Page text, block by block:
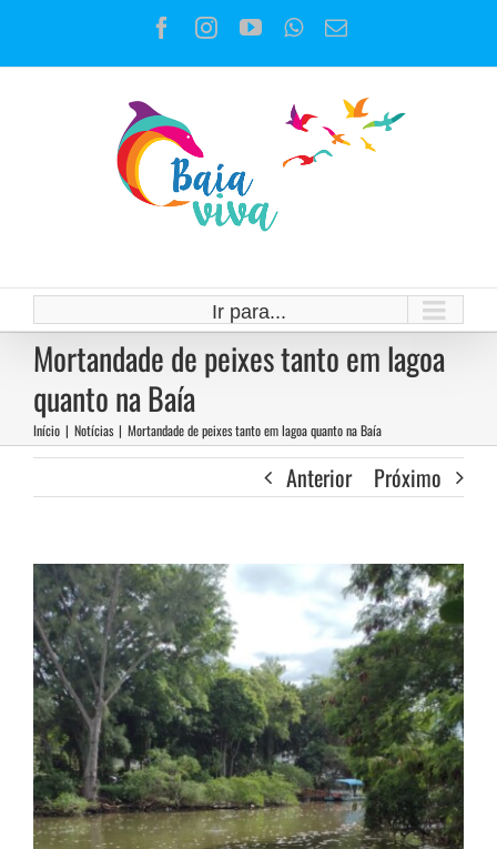
o
Facebook
Instagram
YouTubeWhatsApp
E-
Ir para...
Mortandade de peixes tanto em lagoa
quanto na Baía
Início | Notícias | Mortandade de peixes tanto em lagoa quanto na Baía
Anterior Próximo
View
Larger
Image